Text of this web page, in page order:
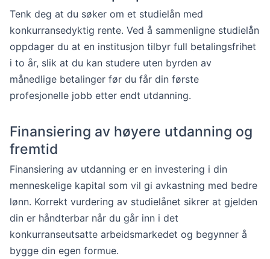
Tenk deg at du søker om et studielån med
konkurransedyktig rente. Ved å sammenligne studielån
oppdager du at en institusjon tilbyr full betalingsfrihet
i to år, slik at du kan studere uten byrden av
månedlige betalinger før du får din første
profesjonelle jobb etter endt utdanning.
Finansiering av høyere utdanning og
fremtid
Finansiering av utdanning er en investering i din
menneskelige kapital som vil gi avkastning med bedre
lønn. Korrekt vurdering av studielånet sikrer at gjelden
din er håndterbar når du går inn i det
konkurranseutsatte arbeidsmarkedet og begynner å
bygge din egen formue.